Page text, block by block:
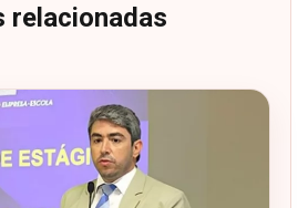
relacionadas